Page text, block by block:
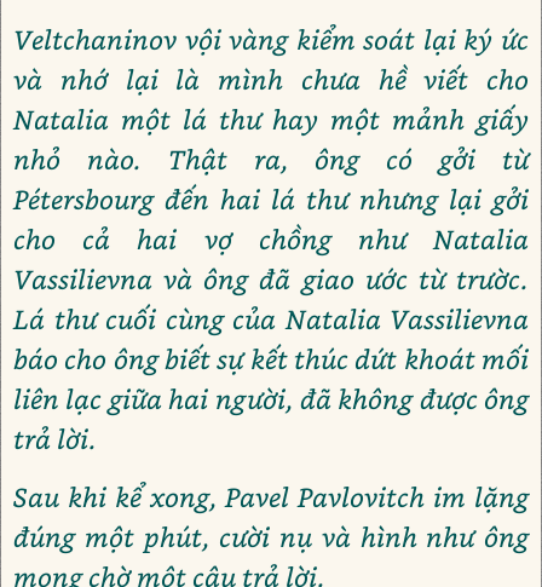
Veltchaninov vội vàng kiểm soát lại ký ức
và nhớ lại là mình chưa hề viết cho
Natalia một lá thư hay một mảnh giấy
nhỏ nào. Thật ra, ông có gởi từ
Pétersbourg đến hai lá thư nhưng lại gởi
cho cả hai vợ chồng như Natalia
Vassilievna và ông đã giao ước từ trườc.
Lá thư cuối cùng của Natalia Vassilievna
báo cho ông biết sự kết thúc dứt khoát mối
liên lạc giữa hai người, đã không được ông
trả lời.
Sau khi kể xong, Pavel Pavlovitch im lặng
đúng một phút, cười nụ và hình như ông
mong chờ một câu trả lời.